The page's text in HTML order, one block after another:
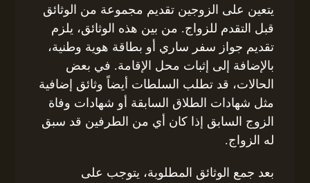
يتعين على الزوجين تقديم مجموعة من الوثائق
قبل التقدم للزواج. من بين هذه الوثائق، يلزم
تقديم جواز سفر ساري أو بطاقة هوية وطنية،
بالإضافة إلى إثبات محل الإقامة. في بعض
الحالات، قد تطلب السلطات أيضاً وثائق إضافية
مثل شهادات الطلاق السابقة أو شهادات وفاة
الزوج السابق إذا كان أي من الطرفين قد سبق
له الزواج.
بعد جمع الوثائق المطلوبة، يتوجب على